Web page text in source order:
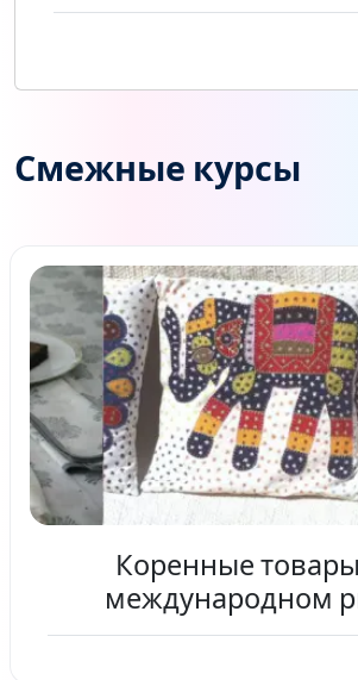
Смежные курсы
Коренные
международном